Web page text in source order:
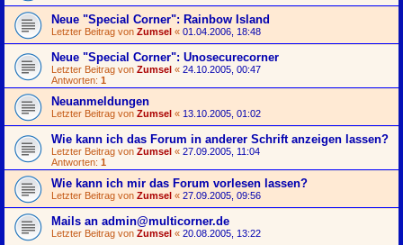
Neue "Special Corner": Rainbow Island
Letzter Beitrag von Zumsel « 01.04.2006, 18:48
Neue "Special Corner": Unosecurecorner
Letzter Beitrag von Zumsel « 24.10.2005, 00:47
Antworten: 1
Neuanmeldungen
Letzter Beitrag von Zumsel « 13.10.2005, 01:02
Wie kann ich das Forum in anderer Schrift anzeigen lassen?
Letzter Beitrag von Zumsel « 27.09.2005, 11:04
Antworten: 1
Wie kann ich mir das Forum vorlesen lassen?
Letzter Beitrag von Zumsel « 27.09.2005, 09:56
Mails an admin@multicorner.de
Letzter Beitrag von Zumsel « 20.08.2005, 13:22